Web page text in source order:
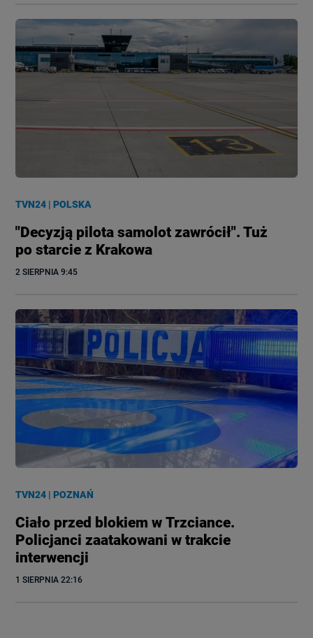
TVN24 |POLSKA
"Decyzją pilota samolot zawrócił". Tuż
po starcie z Krakowa
2 SIERPNIA 9:45
TVN24 |POZNAŃ
Ciało przed blokiem w Trzciance.
Policjanci zaatakowani w trakcie
interwencji
1 SIERPNIA 22:16